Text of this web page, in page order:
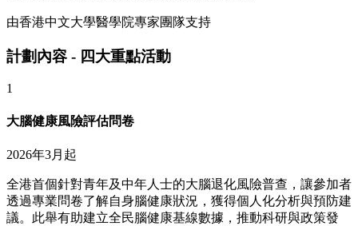
由香港中文大學醫學院專家團隊支持
計劃內容 - 四大重點活動
1
大腦健康風險評估問卷
2026年3月起
全港首個針對青年及中年人士的大腦退化風險普查，讓參加者
透過專業問卷了解自身腦健康狀況，獲得個人化分析與預防建
議。此舉有助建立全民腦健康基線數據，推動科研與政策發